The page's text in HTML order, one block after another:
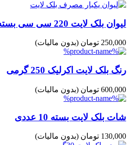
لیوان بلک لایت 220 سی سی بسته 12 عددی
250,000 تومان (بدون مالیات)
رنگ بلک لایت اکرلیک 250 گرمی
600,000 تومان (بدون مالیات)
شات بلک لایت بسته 10 عددی
130,000 تومان (بدون مالیات)